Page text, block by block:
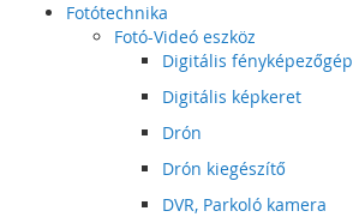
Fotótechnika
Fotó-Videó eszköz
Digitális fényképezőgép
Digitális képkeret
Drón
Drón kiegészítő
DVR, Parkoló kamera